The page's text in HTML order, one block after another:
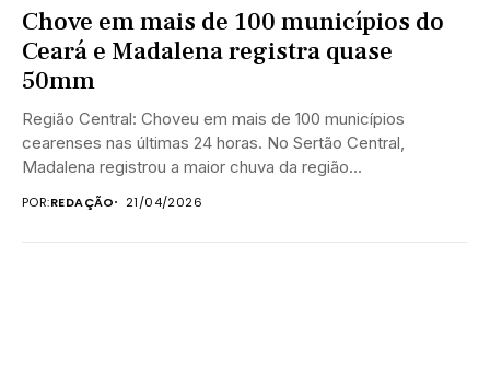
Chove em mais de 100 municípios do
Ceará e Madalena registra quase
50mm
Região Central: Choveu em mais de 100 municípios
cearenses nas últimas 24 horas. No Sertão Central,
Madalena registrou a maior chuva da região...
POR:REDAÇÃO 21/04/2026